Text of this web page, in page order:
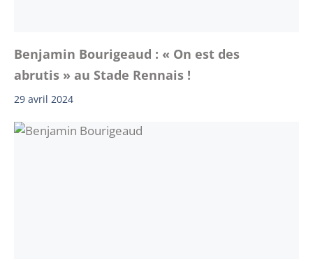
Benjamin Bourigeaud : « On est des
abrutis » au Stade Rennais !
29 avril 2024